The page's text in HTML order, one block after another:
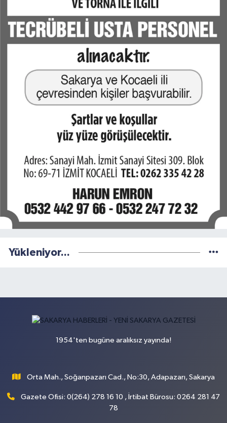
Yükleniyor...
1954'ten bugüne aralıksız yayında!
Orta Mah., Soğanpazarı Cad., No:30, Adapazarı, Sakarya
Gazete Ofisi: 0(264) 278 16 10 , İrtibat Bürosu: 0264 281 47
78